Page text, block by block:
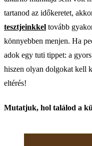
tartanod az időkeretet,
tesztjeinkkel tovább
könnyebben menjen. Ha
adok egy tuti tippet: a
hiszen olyan dolgokat kell
eltérés!
Mutatjuk, hol találod a